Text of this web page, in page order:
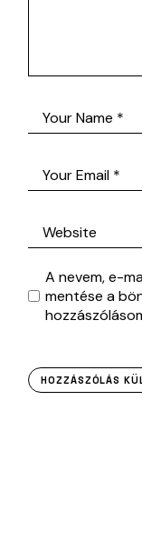
A nevem, e-
mentése a
HOZZÁSZÓLÁS